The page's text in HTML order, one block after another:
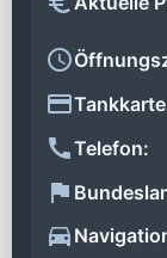
Telefon: